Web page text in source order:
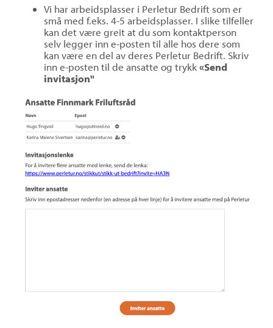
Vi har arbeidsplasser i Perletur Bedrift som er
små med f.eks. 4-5 arbeidsplasser. I slike tilfeller
kan det være greit at du som kontaktperson
selv legger inn e-posten til alle hos dere som
kan være en del av deres Perletur Bedrift. Skriv
inn e-posten til de ansatte og trykk«Send
invitasjon"